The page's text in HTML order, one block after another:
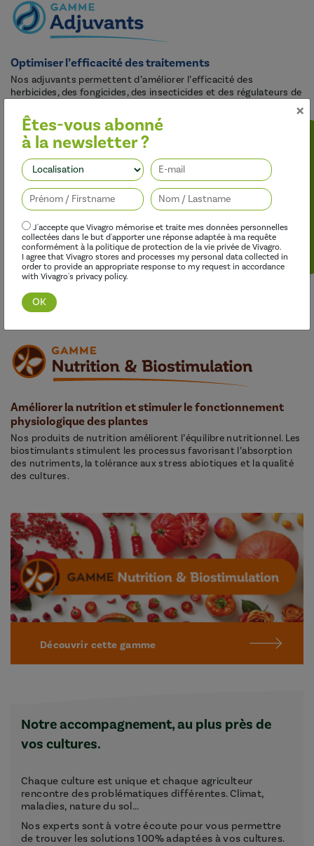
Optimiser l’efficacité des traitements
Nos adjuvants permettent d’améliorer l’efficacité des
herbicides, des fongicides, des insecticides et des régulateurs de
Améliorer la nutrition et stimuler le fonctionnement
physiologique des plantes
Nos produits de nutrition améliorent l’équilibre nutritionnel. Les
biostimulants stimulent les processus favorisant l’absorption
des nutriments, la tolérance aux stress abiotiques et la qualité
des cultures.
Découvrir cette gamme
Notre accompagnement, au plus près de
vos cultures.
Chaque culture est unique et chaque agriculteur
rencontre des problématiques différentes. Climat,
maladies, nature du sol...
Nos experts sont à votre écoute pour vous permettre
de trouver les solutions 100% adaptées à vos cultures.
×
Êtes-vous abonné
à la newsletter ?
J'accepte que Vivagro mémorise et traite mes données personnelles
collectées dans le but d'apporter une réponse adaptée à ma requête
conformément à la politique de protection de la vie privée de Vivagro.
I agree that Vivagro stores and processes my personal data collected in
order to provide an appropriate response to my request in accordance
with Vivagro's privacy policy.